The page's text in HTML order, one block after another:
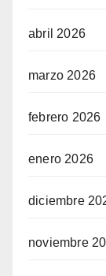
abril 2026
marzo 2026
febrero 2026
enero 2026
diciembre
noviembre